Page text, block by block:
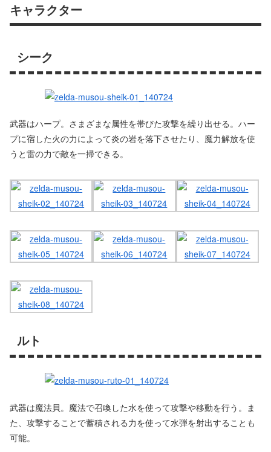
キャラクター
シーク
武器はハープ。さまざまな属性を帯びた攻撃を繰り出せる。ハー
プに宿した火の力によって炎の岩を落下させたり、魔力解放を使
うと雷の力で敵を一掃できる。
ルト
武器は魔法貝。魔法で召喚した水を使って攻撃や移動を行う。ま
た、攻撃することで蓄積される力を使って水弾を射出することも
可能。